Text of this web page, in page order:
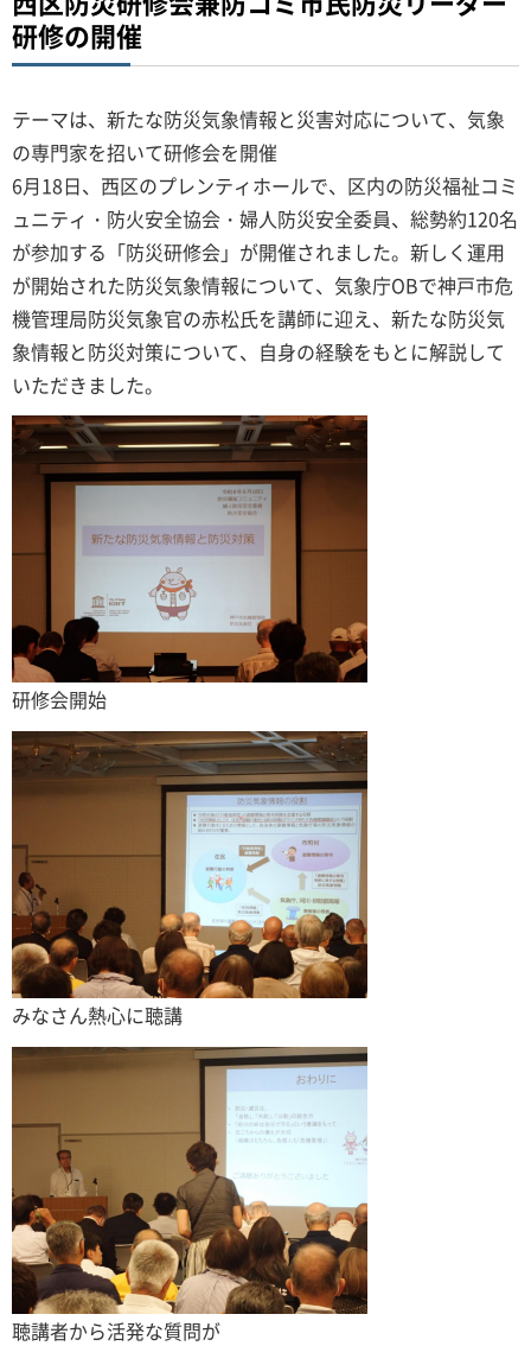
研修の開催
テーマは、新たな防災気象情報と災害対応について、気象
の専門家を招いて研修会を開催
6月18日、西区のプレンティホールで、区内の防災福祉コミ
ュニティ・防火安全協会・婦人防災安全委員、総勢約120名
が参加する「防災研修会」が開催されました。新しく運用
が開始された防災気象情報について、気象庁OBで神戸市危
機管理局防災気象官の赤松氏を講師に迎え、新たな防災気
象情報と防災対策について、自身の経験をもとに解説して
いただきました。
研修会開始
みなさん熱心に聴講
聴講者から活発な質問が